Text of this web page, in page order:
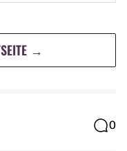
→
0